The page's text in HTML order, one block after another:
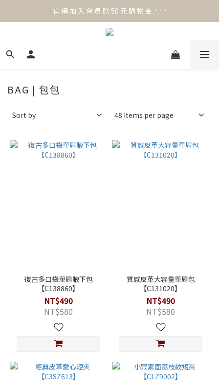
官 網 加 入 會 員 贈 50 元 購 物 金 .ᐟ.ᐟ.ᐟ
官 網 加 入 會 員 贈 50 元 購 物 金 .ᐟ.ᐟ.ᐟ
⟡.·*. 滿 NT.1000 免 運 費 ꔛ♡
BAG | 包包
Sort by 48 Items per page
復古多口袋單肩腋下包
【C138860】
NT$490
NT$580
質感皮革大容量單肩包
【C131020】
NT$490
NT$580